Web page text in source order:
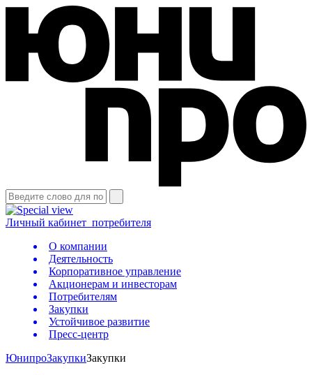
Личный кабинет потребителя
О компании
Деятельность
Корпоративное управление
Акционерам и инвесторам
Потребителям
Закупки
Устойчивое развитие
Пресс-центр
ЮнипроЗакупкиЗакупки